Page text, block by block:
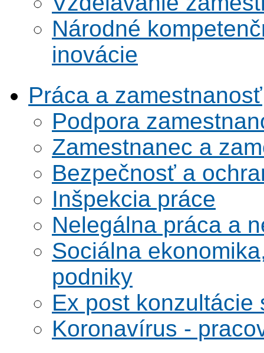
Národné
inovácie
Práca a zamestnanosť
Podpora
Zamestnanec a
Bezpečnosť a
Inšpekcia práce
Nelegálna práca a
Sociálna
podniky
Ex post
Koronavírus -